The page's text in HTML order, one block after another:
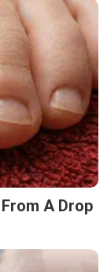
A Drop